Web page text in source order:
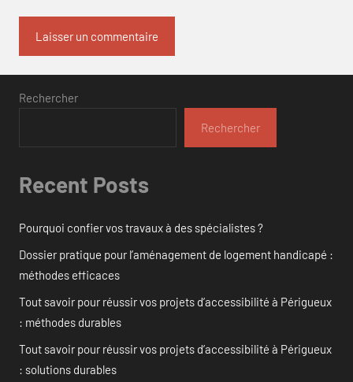
Rechercher
Rechercher
Recent Posts
Pourquoi confier vos travaux à des spécialistes ?
Dossier pratique pour l’aménagement de logement handicapé :
méthodes efficaces
Tout savoir pour réussir vos projets d’accessibilité à Périgueux
: méthodes durables
Tout savoir pour réussir vos projets d’accessibilité à Périgueux
: solutions durables